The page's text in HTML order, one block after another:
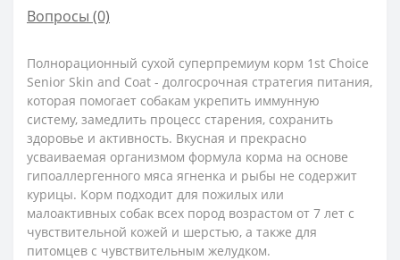
Вопросы (0)
Полнорационный сухой суперпремиум корм 1st Choice
Senior Skin and Coat - долгосрочная стратегия питания,
которая помогает собакам укрепить иммунную
систему, замедлить процесс старения, сохранить
здоровье и активность. Вкусная и прекрасно
усваиваемая организмом формула корма на основе
гипоаллергенного мяса ягненка и рыбы не содержит
курицы. Корм подходит для пожилых или
малоактивных собак всех пород возрастом от 7 лет с
чувствительной кожей и шерстью, а также для
питомцев с чувствительным желудком.